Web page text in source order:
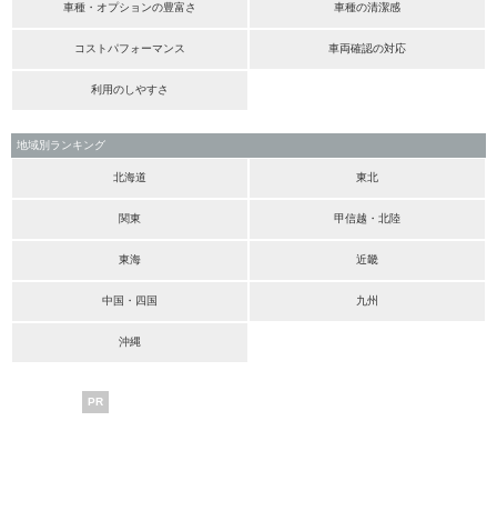
車種・オプションの豊富さ 車種の清潔感
コストパフォーマンス 車両確認の対応
利用のしやすさ
地域別ランキング
北海道 東北
関東 甲信越・北陸
東海 近畿
中国・四国 九州
沖縄
PR